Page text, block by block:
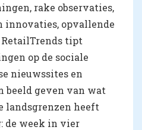
rake observaties,
innovaties, opvallende
tipt
op de sociale
nieuwssites en
beeld geven van wat
landsgrenzen heeft
de week in vier